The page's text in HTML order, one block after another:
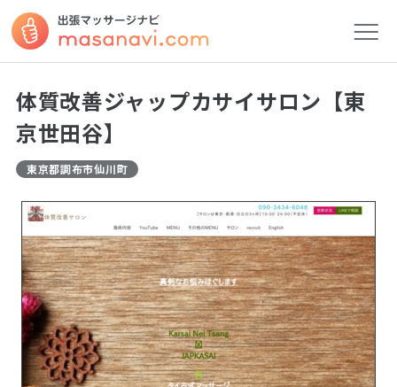
体質改善ジャップカサイサロン【東
京世田谷】
東京都調布市仙川町